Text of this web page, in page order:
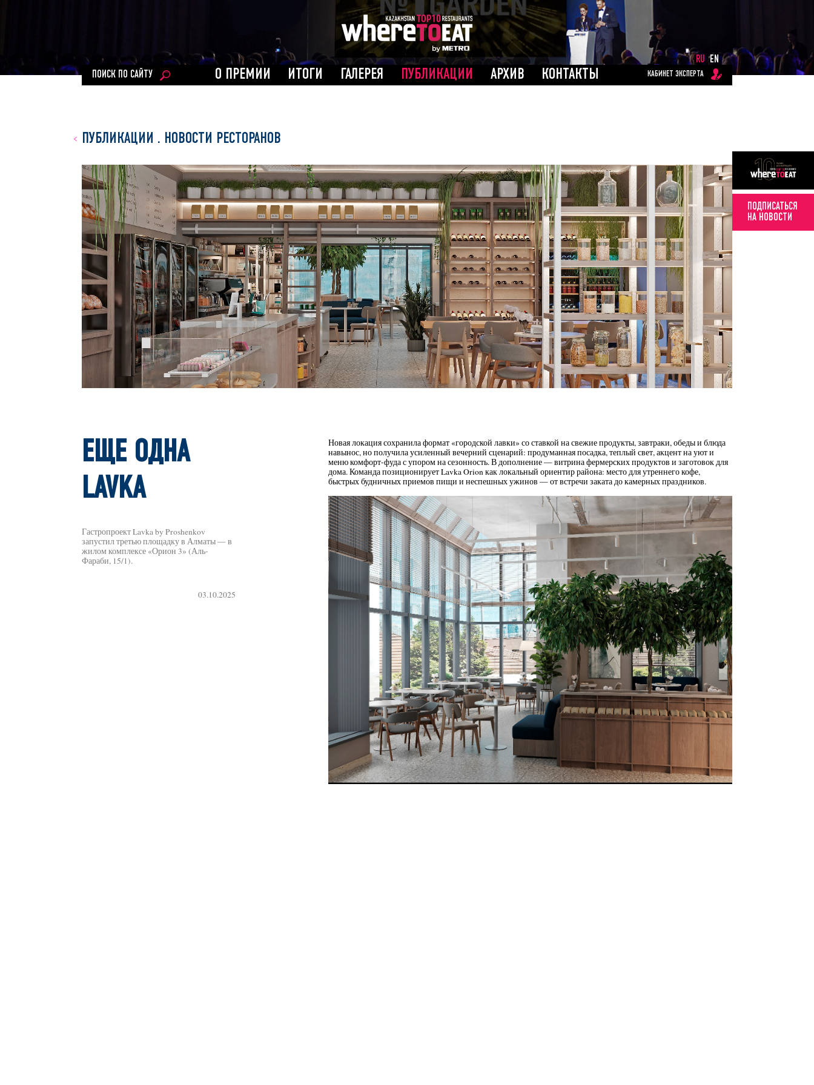
О ПРЕМИИ ИТОГИ ГАЛЕРЕЯ ПУБЛИКАЦИИ АРХИВ КОНТАКТЫ
RU EN
ПОИСК ПО САЙТУ
КАБИНЕТ ЭКСПЕРТА
ПОДПИСАТЬСЯ
НА НОВОСТИ
ПУБЛИКАЦИИ . НОВОСТИ РЕСТОРАНОВ
ЕЩЕ ОДНА
LAVKA
Гастропроект Lavka by Proshenkov
запустил третью площадку в Алматы — в
жилом комплексе «Орион 3» (Аль-
Фараби, 15/1).
03.10.2025
Новая локация сохранила формат «городской лавки» со ставкой на свежие продукты, завтраки, обеды и блюда
навынос, но получила усиленный вечерний сценарий: продуманная посадка, теплый свет, акцент на уют и
меню комфорт-фуда с упором на сезонность. В дополнение — витрина фермерских продуктов и заготовок для
дома. Команда позиционирует Lavka Orion как локальный ориентир района: место для утреннего кофе,
быстрых будничных приемов пищи и неспешных ужинов — от встречи заката до камерных праздников.